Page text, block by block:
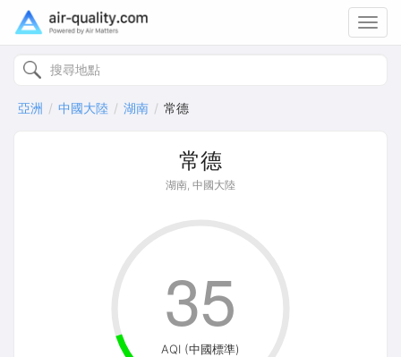
亞洲 中國大陸 湖南 常德
常德
湖南, 中國大陸
AQI (中國標準)
35